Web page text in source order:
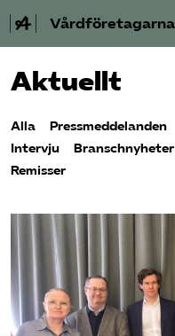
Vårdföretagarna
Välfärdskriminalitet
Valmanifest
Medlemskap
Aktiviteter
Våra frågor
Om oss
Aktuellt
Alla Pressmeddelanden
Intervju
Branschnyheter
Remisser